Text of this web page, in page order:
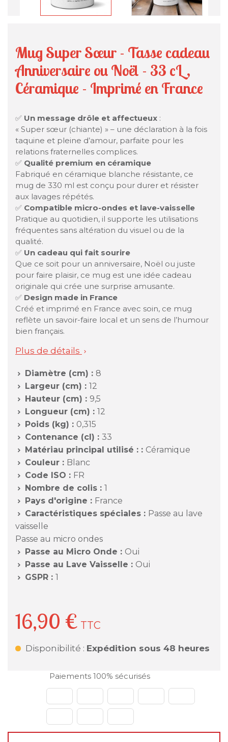
Mug Super Sœur - Tasse cadeau
Anniversaire ou Noël - 33 cL,
Céramique - Imprimé en France
✅ Un message drôle et affectueux :
« Super sœur (chiante) » – une déclaration à la fois
taquine et pleine d’amour, parfaite pour les
relations fraternelles complices.
✅ Qualité premium en céramique
Fabriqué en céramique blanche résistante, ce
mug de 330 ml est conçu pour durer et résister
aux lavages répétés.
✅ Compatible micro-ondes et lave-vaisselle
Pratique au quotidien, il supporte les utilisations
fréquentes sans altération du visuel ou de la
qualité.
✅ Un cadeau qui fait sourire
Que ce soit pour un anniversaire, Noël ou juste
pour faire plaisir, ce mug est une idée cadeau
originale qui crée une surprise amusante.
✅ Design made in France
Créé et imprimé en France avec soin, ce mug
reflète un savoir-faire local et un sens de l’humour
bien français.
Plus de détails 
 Diamètre (cm) : 8
 Largeur (cm) : 12
 Hauteur (cm) : 9,5
 Longueur (cm) : 12
 Poids (kg) : 0,315
 Contenance (cl) : 33
 Matériau principal utilisé : : Céramique
 Couleur : Blanc
 Code ISO : FR
 Nombre de colis : 1
 Pays d'origine : France
 Caractéristiques spéciales : Passe au lave
vaisselle
Passe au micro ondes
 Passe au Micro Onde : Oui
 Passe au Lave Vaisselle : Oui
 GSPR : 1
16,90 € TTC
Disponibilité : Expédition sous 48 heures
Paiements 100% sécurisés